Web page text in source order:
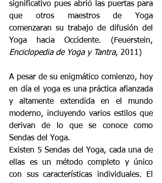
significativo pues abrió las puertas para
que otros maestros de Yoga
comenzaran su trabajo de difusión del
Enciclopedia de Yoga y Tantra, 2011)
A pesar de su enigmático comienzo, hoy
en día el yoga es una práctica afianzada
y altamente extendida en el mundo
moderno, incluyendo varios estilos que
derivan de lo que se conoce como
Sendas del Yoga.
Existen 5 Sendas del Yoga, cada una de
ellas es un método completo y único
con sus características individuales. El